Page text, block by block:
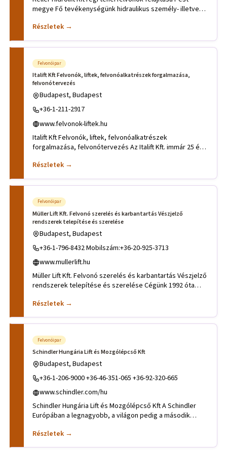
megye Fő tevékenységünk hidraulikus személy- illetve
Részletek →
Felvonóipar
Italift Kft Felvonók, liftek, felvonóalkatrészek forgalmazása,
felvonótervezés
Budapest, Budapest
+36-1-211-2917
www.felvonok-liftek.hu
Italift Kft Felvonók, liftek, felvonóalkatrészek
forgalmazása, felvonótervezés Az Italift Kft. immár 25 éve
Részletek →
Felvonóipar
Müller Lift Kft. Felvonó szerelés és karbantartás Vészjelző
rendszerek telepítése és szerelése
Budapest, Budapest
+36-1-796-8432 Mobilszám:+36-20-925-3713
www.mullerlift.hu
Müller Lift Kft. Felvonó szerelés és karbantartás Vészjelző
rendszerek telepítése és szerelése Cégünk 1992 óta
Részletek →
Felvonóipar
Schindler Hungária Lift és Mozgólépcső Kft
Budapest, Budapest
+36-1-206-9000 +36-46-351-065 +36-92-320-665
www.schindler.com/hu
Schindler Hungária Lift és Mozgólépcső Kft A Schindler
Európában a legnagyobb, a világon pedig a második
Részletek →